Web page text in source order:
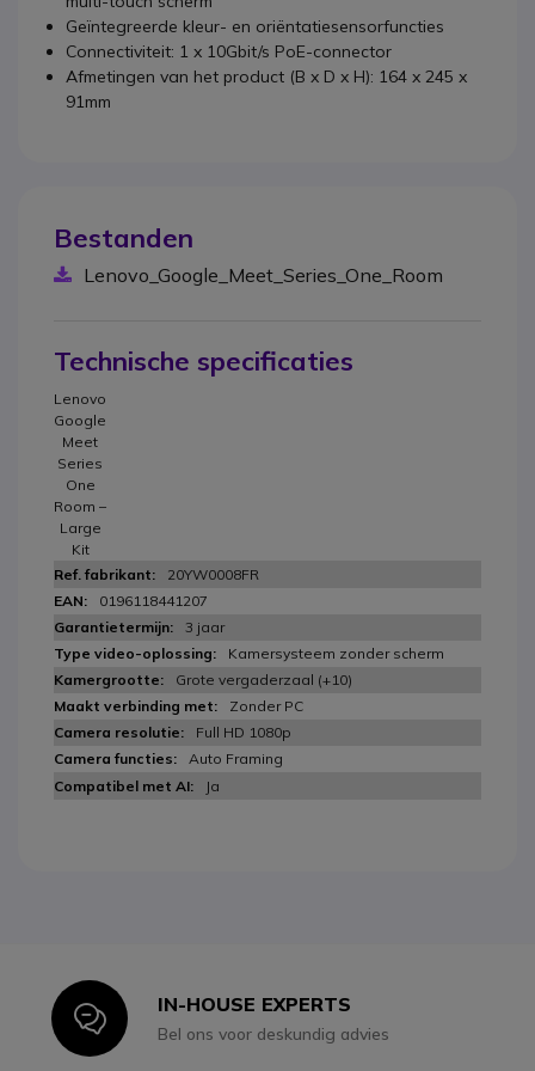
Geïntegreerde kleur- en oriëntatiesensorfuncties
Connectiviteit: 1 x 10Gbit/s PoE-connector
Afmetingen van het product (B x D x H): 164 x 245 x
91mm
Bestanden
Lenovo_Google_Meet_Series_One_Room
Technische specificaties
Lenovo
Google
Meet
Series
One
Room –
Large
Kit
20YW0008FR
0196118441207
3 jaar
Kamersysteem zonder scherm
Grote vergaderzaal (+10)
Zonder PC
Full HD 1080p
Auto Framing
Ja
IconIN-HOUSE EXPERTS
Bel ons voor deskundig advies